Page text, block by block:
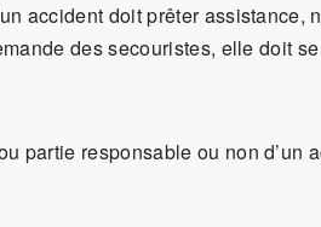
accident doit prêter assistance,
des secouristes, elle doit
partie responsable ou non d’un